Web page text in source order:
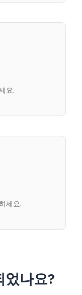
요.
세요.
었나요?